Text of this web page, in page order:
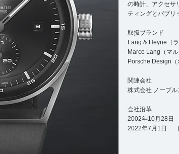
の時計、アクセサ
ティングとパブリ
取扱ブランド
Lang & Heyne（
Marco Lang（マル
Porsche Design（
関連会社
株式会社 ノーブ
会社沿革
2002年10月28日
2022年7月1日 ド